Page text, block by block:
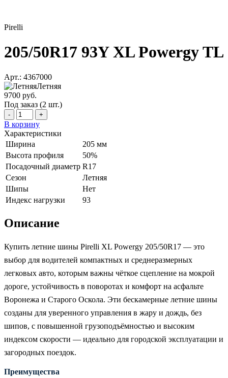
Pirelli
205/50R17 93Y XL Powergy TL
Арт.: 4367000
Летняя
9700 руб.
Под заказ (2 шт.)
- +
В корзину
Характеристики
Ширина
205 мм
Высота профиля
50%
Посадочный диаметр R17
Сезон
Летняя
Шипы
Нет
Индекс нагрузки
93
Описание
Купить летние шины Pirelli XL Powergy 205/50R17 — это
выбор для водителей компактных и среднеразмерных
легковых авто, которым важны чёткое сцепление на мокрой
дороге, устойчивость в поворотах и комфорт на асфальте
Воронежа и Старого Оскола. Эти бескамерные летние шины
созданы для уверенного управления в жару и дождь, без
шипов, с повышенной грузоподъёмностью и высоким
индексом скорости — идеально для городской эксплуатации и
загородных поездок.
Преимущества